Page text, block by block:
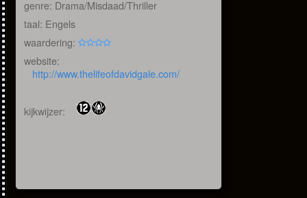
genre: Drama/Misdaad/Thriller
taal: Engels
waardering:
website:
http://www.thelifeofdavidgale.com/
kijkwijzer: